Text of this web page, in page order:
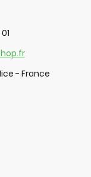
- France